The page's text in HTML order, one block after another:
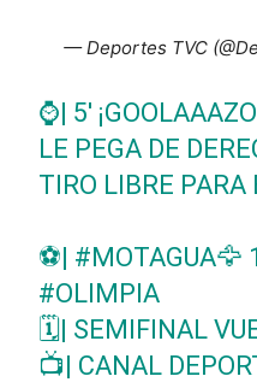
— Deportes TVC
⌚| 5'
LE PEGA DE
TIRO LIBRE PARA
⚽| #MOTAGUA🦅
#OLIMPIA
🗓️| SEMIFINAL
📺| CANAL